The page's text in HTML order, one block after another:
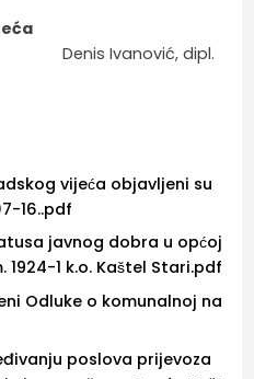
dipl.
vijeća objavljeni su
16..pdf
javnog dobra u općoj
1 k.o. Kaštel Stari.pdf
Odluke o komunalnoj na
poslova prijevoza